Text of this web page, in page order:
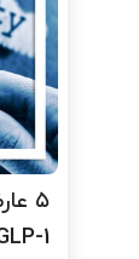
۵
1